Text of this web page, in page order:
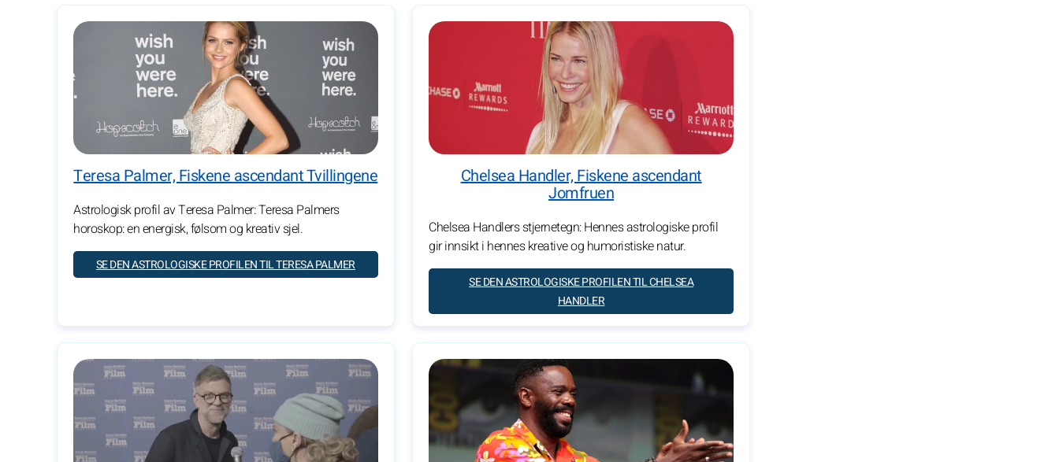
Teresa Palmer, Fiskene ascendant Tvillingene
Astrologisk profil av Teresa Palmer: Teresa Palmers
horoskop: en energisk, følsom og kreativ sjel.
SE DEN ASTROLOGISKE PROFILEN TIL TERESA PALMER
Chelsea Handler, Fiskene ascendant
Jomfruen
Chelsea Handlers stjernetegn: Hennes astrologiske profil
gir innsikt i hennes kreative og humoristiske natur.
SE DEN ASTROLOGISKE PROFILEN TIL CHELSEA
HANDLER